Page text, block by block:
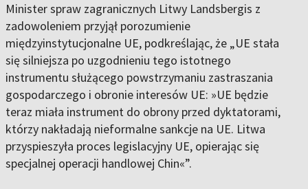
Minister spraw zagranicznych Litwy Landsbergis z
zadowoleniem przyjął porozumienie
międzyinstytucjonalne UE, podkreślając, że „UE stała
się silniejsza po uzgodnieniu tego istotnego
instrumentu służącego powstrzymaniu zastraszania
gospodarczego i obronie interesów UE: »UE będzie
teraz miała instrument do obrony przed dyktatorami,
którzy nakładają nieformalne sankcje na UE. Litwa
przyspieszyła proces legislacyjny UE, opierając się
specjalnej operacji handlowej Chin«”.